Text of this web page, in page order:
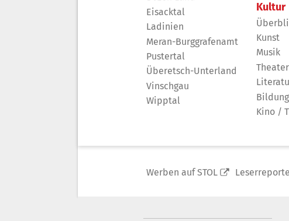
Eisacktal
Ladinien
Meran-Burggrafenamt
Pustertal
Überetsch-Unterland
Vinschgau
Wipptal
Kultur
Kunst
Musik
Theater
Bildung
Kino /
Werben auf STOL